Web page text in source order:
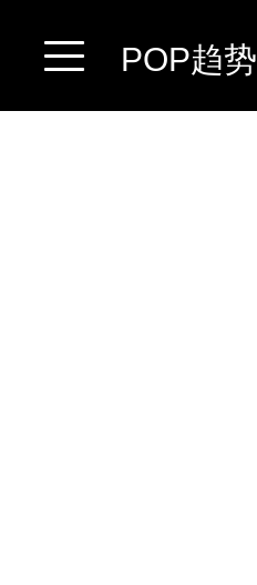
POP趋势